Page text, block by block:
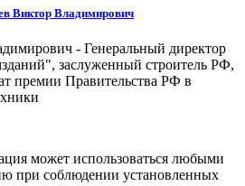
Виктор Владимирович
- Генеральный директор
заслуженный строитель РФ,
премии Правительства РФ в
может использоваться любыми
при соблюдении установленных